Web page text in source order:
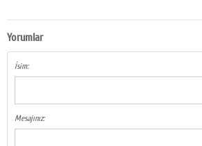
Facebook
© 2026 TÜM HAKLARI SAKLIDIR
Yorumlar
İsim:
Mesajınız: